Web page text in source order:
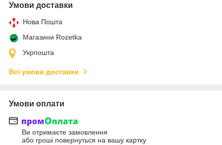
Умови доставки
Нова Пошта
Магазини Rozetka
Укрпошта
Всі умови доставки
Умови оплати
Ви отримаєте замовлення
або гроші повернуться на вашу картку